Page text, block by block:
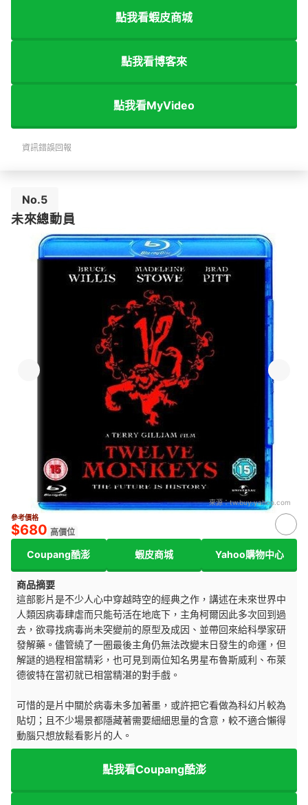
點我看蝦皮商城
點我看博客來
點我看MyVideo
資訊錯誤回報
No.5
未來總動員
來源：tw.buy.yahoo.com
參考價格
$680 高價位
Coupang酷澎 蝦皮商城 Yahoo購物中心
商品摘要
這部影片是不少人心中穿越時空的經典之作，講述在未來世界中
人類因病毒肆虐而只能苟活在地底下，主角柯爾因此多次回到過
去，欲尋找病毒尚未突變前的原型及成因、並帶回來給科學家研
發解藥。儘管繞了一圈最後主角仍無法改變末日發生的命運，但
解謎的過程相當精彩，也可見到兩位知名男星布魯斯威利、布萊
德彼特在當初就已相當精湛的對手戲。
可惜的是片中關於病毒未多加著墨，或許把它看做為科幻片較為
貼切；且不少場景都隱藏著需要細細思量的含意，較不適合懶得
動腦只想放鬆看影片的人。
點我看Coupang酷澎